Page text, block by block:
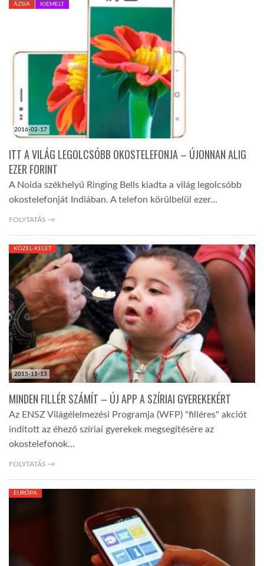
2016-02-17
ÁZSIA KIEMELT
ITT A VILÁG LEGOLCSÓBB OKOSTELEFONJA – ÚJONNAN ALIG
EZER FORINT
A Noida székhelyű Ringing Bells kiadta a világ legolcsóbb
okostelefonját Indiában. A telefon körülbelül ezer…
FOLYTATÁS →
2015-11-13
KÖZEL-KELET
MINDEN FILLÉR SZÁMÍT – ÚJ APP A SZÍRIAI GYEREKEKÉRT
Az ENSZ Világélelmezési Programja (WFP) "filléres" akciót
indított az éhező szíriai gyerekek megsegítésére az
okostelefonok…
FOLYTATÁS →
EURÓPA